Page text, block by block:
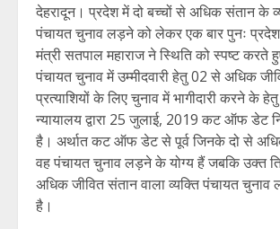
देहरादून। प्रदेश में दो बच्चों से अधिक संतान के
पंचायत चुनाव लड़ने को लेकर एक बार पुनः
मंत्री सतपाल महाराज ने स्थिति को स्पष्ट करते
पंचायत चुनाव में उम्मीदवारी हेतु 02 से अधिक
प्रत्याशियों के लिए चुनाव में भागीदारी करने के
न्यायालय द्वारा 25 जुलाई, 2019 कट ऑफ डेट
है। अर्थात कट ऑफ डेट से पूर्व जिनके दो से
वह पंचायत चुनाव लड़ने के योग्य हैं जबकि उक्त
अधिक जीवित संतान वाला व्यक्ति पंचायत चुनाव
है।